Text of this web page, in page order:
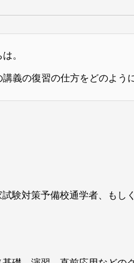
。
講義の復習の仕方をどのよう
験対策予備校通学者、もし